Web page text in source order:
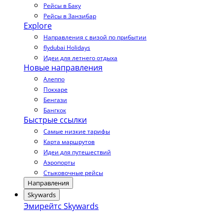
Рейсы в Баку
Рейсы в Занзибар
Explore
Направления с визой по прибытии
flydubai Holidays
Идеи для летнего отдыха
Новые направления
Алеппо
Покхаре
Бенгази
Бангкок
Быстрые ссылки
Самые низкие тарифы
Карта маршрутов
Идеи для путешествий
Аэропорты
Стыковочные рейсы
Направления
Skywards
Эмирейтс Skywards